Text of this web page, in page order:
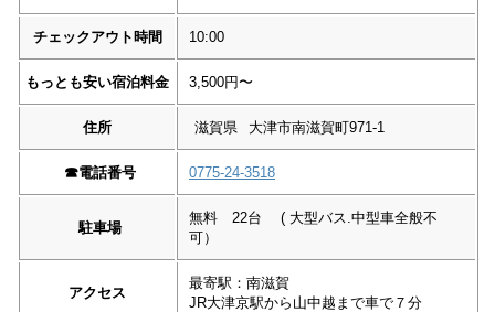
チェックアウト時間 10:00
もっとも安い宿泊料金 3,500円〜
住所 滋賀県 大津市南滋賀町971-1
☎︎電話番号 0775-24-3518
駐車場
無料 22台 ( 大型バス.中型車全般不
可）
アクセス
最寄駅：南滋賀
JR大津京駅から山中越まで車で７分